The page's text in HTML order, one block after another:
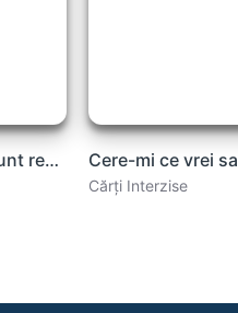
Acolo unde femeile sunt regi – Christie Watson .PDF
Cărți Interzise